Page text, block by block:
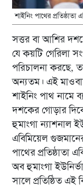
শাইনিং পাথের
সত্তর বা আশির
যে কয়টি গেরিলা
পরিচালনা করছে,
অন্যতম। এই
শাইনিং পাথ নামে
দশকের গোড়ার
হুমাংগা ন্যাশনাল
এবিমিয়েল
পাথের প্রতিষ্ঠাতা
অব হুমাংগা
সালে প্রতিষ্ঠিত এই